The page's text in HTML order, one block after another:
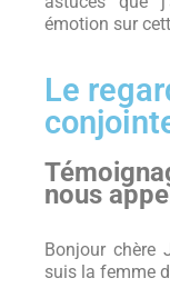
émotion sur
Le
nous
Bonjour chère
suis la femme